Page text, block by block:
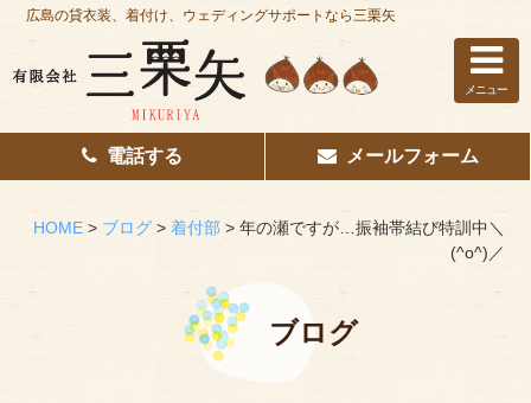
ホーム
はじめての方へ
広島の貸衣装、着付け、ウェディングサポートなら三栗矢
メニュー
電話する メールフォーム
HOME> ブログ> 着付部 > 年の瀬ですが…振袖帯結び特訓中＼
(^o^)／
ブログ